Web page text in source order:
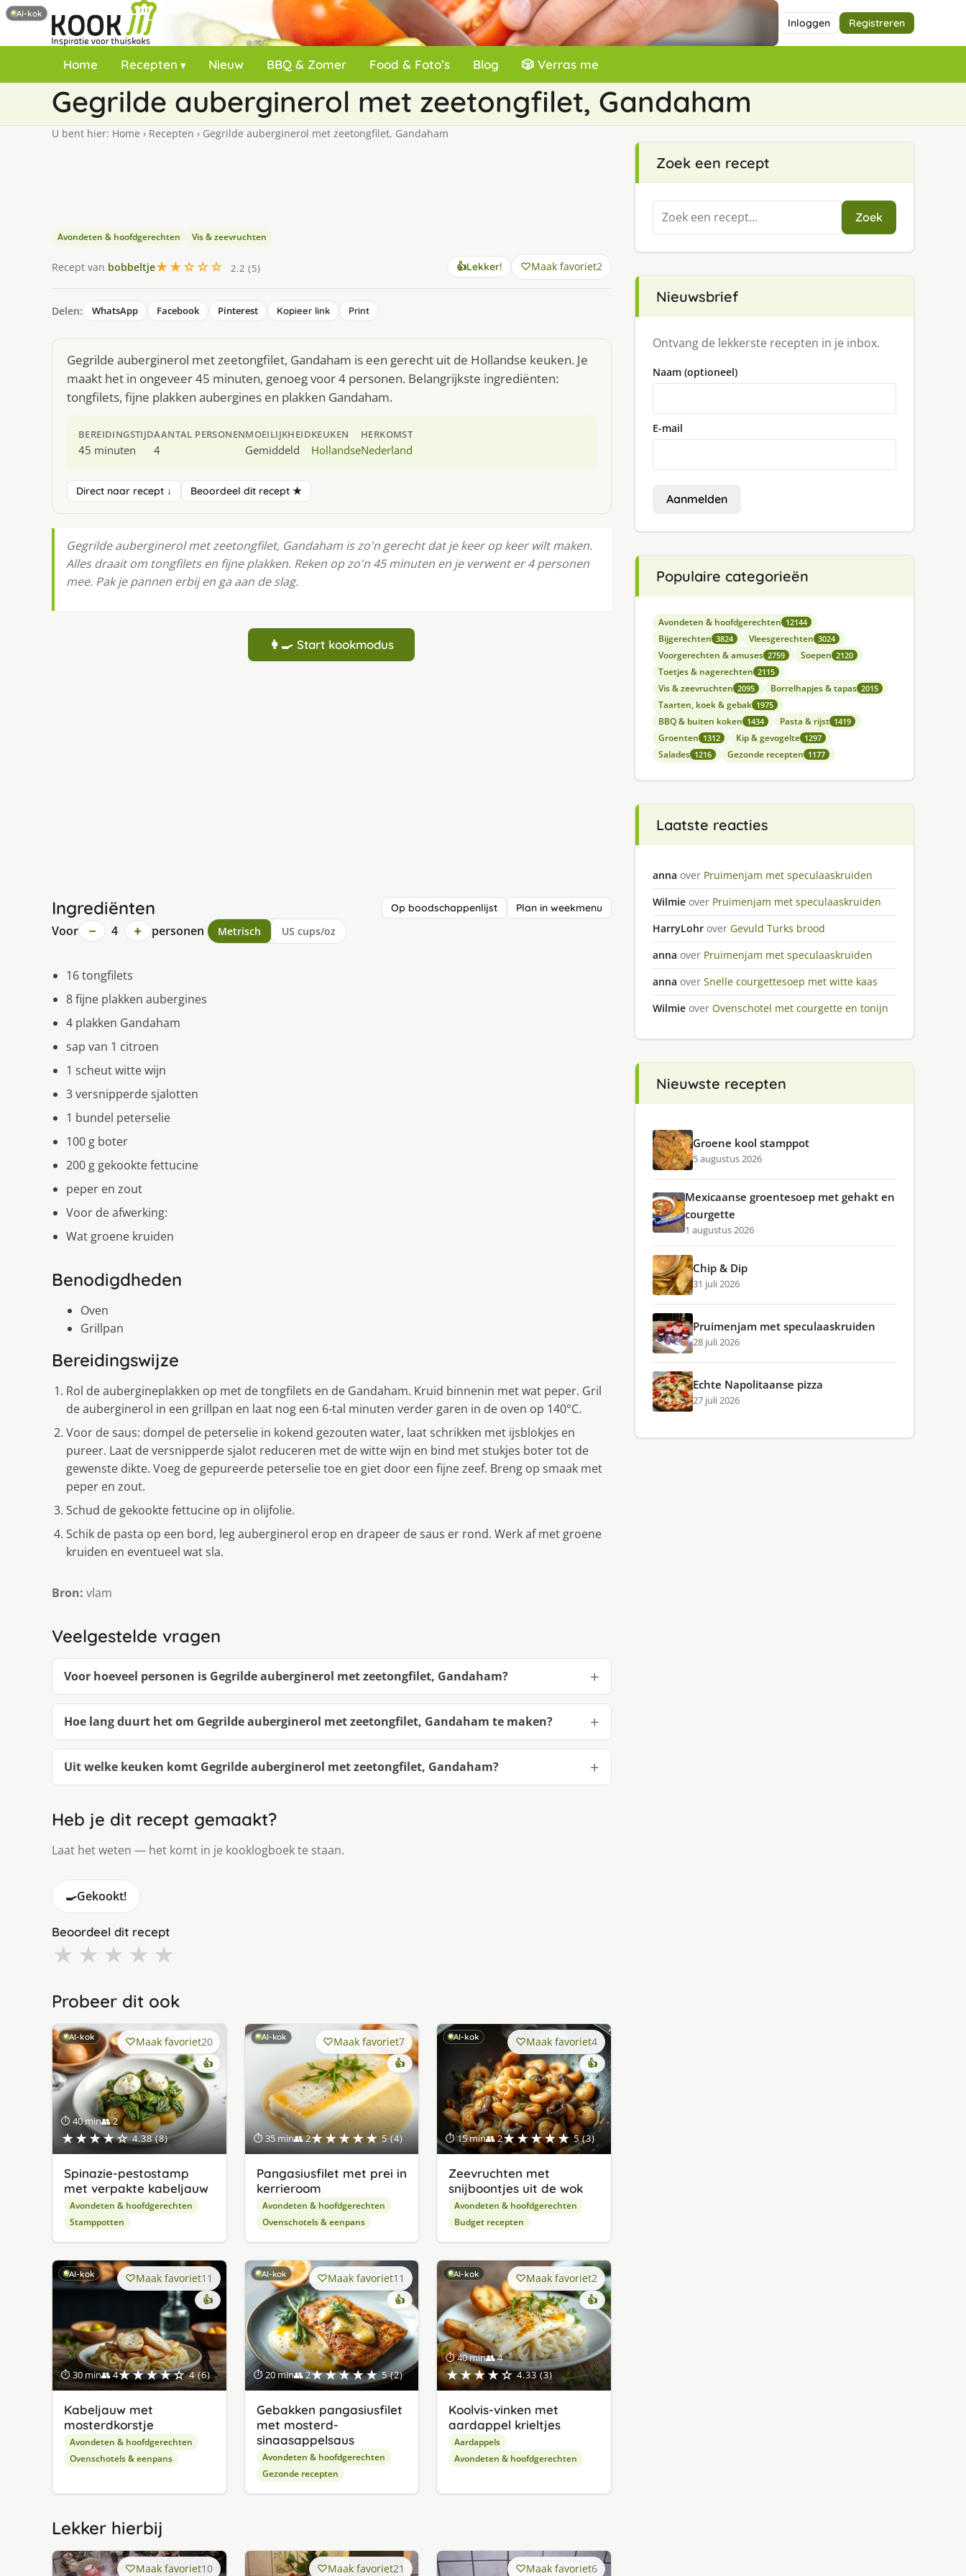
Inloggen Registreren
Home Recepten Nieuw BBQ & Zomer Food & Foto’s Blog 🎲 Verras me
Gegrilde auberginerol met zeetongfilet, Gandaham
U bent hier: Home › Recepten › Gegrilde auberginerol met zeetongfilet, Gandaham
Avondeten & hoofdgerechten Vis & zeevruchten
Recept van bobbeltje★★☆☆☆ 2.2 (5) 👍Lekker! Maak favoriet2
Delen: WhatsApp Facebook Pinterest Kopieer link Print
Gegrilde auberginerol met zeetongfilet, Gandaham is een gerecht uit de Hollandse keuken. Je
maakt het in ongeveer 45 minuten, genoeg voor 4 personen. Belangrijkste ingrediënten:
tongfilets, fijne plakken aubergines en plakken Gandaham.
BEREIDINGSTIJD
45 minuten
AANTAL PERSONEN
4
MOEILIJKHEID
Gemiddeld
KEUKEN
Hollandse
HERKOMST
Nederland
Direct naar recept ↓ Beoordeel dit recept ★
Gegrilde auberginerol met zeetongfilet, Gandaham is zo'n gerecht dat je keer op keer wilt maken.
Alles draait om tongfilets en fijne plakken. Reken op zo'n 45 minuten en je verwent er 4 personen
mee. Pak je pannen erbij en ga aan de slag.
👩‍🍳 Start kookmodus
Ingrediënten Op boodschappenlijst Plan in weekmenu
Voor − 4 + personen Metrisch US cups/oz
16 tongfilets
8 fijne plakken aubergines
4 plakken Gandaham
sap van 1 citroen
1 scheut witte wijn
3 versnipperde sjalotten
1 bundel peterselie
100 g boter
200 g gekookte fettucine
peper en zout
Voor de afwerking:
Wat groene kruiden
Benodigdheden
Oven
Grillpan
Bereidingswijze
Rol de aubergineplakken op met de tongfilets en de Gandaham. Kruid binnenin met wat peper. Gril
de auberginerol in een grillpan en laat nog een 6-tal minuten verder garen in de oven op 140°C.
Voor de saus: dompel de peterselie in kokend gezouten water, laat schrikken met ijsblokjes en
pureer. Laat de versnipperde sjalot reduceren met de witte wijn en bind met stukjes boter tot de
gewenste dikte. Voeg de gepureerde peterselie toe en giet door een fijne zeef. Breng op smaak met
peper en zout.
Schud de gekookte fettucine op in olijfolie.
Schik de pasta op een bord, leg auberginerol erop en drapeer de saus er rond. Werk af met groene
kruiden en eventueel wat sla.
Bron: vlam
Veelgestelde vragen
Voor hoeveel personen is Gegrilde auberginerol met zeetongfilet, Gandaham?
Hoe lang duurt het om Gegrilde auberginerol met zeetongfilet, Gandaham te maken?
Uit welke keuken komt Gegrilde auberginerol met zeetongfilet, Gandaham?
Heb je dit recept gemaakt?
Laat het weten — het komt in je kooklogboek te staan.
🍳Gekookt!
Beoordeel dit recept
★ ★ ★ ★ ★
Probeer dit ook
AI-kok
⏱ 40 min👥 2
★★★★☆ 4.38 (8)
Maak favoriet20
👍
Spinazie-pestostamp
met verpakte kabeljauw
Avondeten & hoofdgerechten
Stamppotten
AI-kok
⏱ 35 min👥 2★★★★★ 5 (4)
Maak favoriet7
👍
Pangasiusfilet met prei in
kerrieroom
Avondeten & hoofdgerechten
Ovenschotels & eenpans
AI-kok
⏱ 15 min👥 2★★★★★ 5 (3)
Maak favoriet4
👍
Zeevruchten met
snijboontjes uit de wok
Avondeten & hoofdgerechten
Budget recepten
AI-kok
⏱ 30 min👥 4★★★★☆ 4 (6)
Maak favoriet11
👍
Kabeljauw met
mosterdkorstje
Avondeten & hoofdgerechten
Ovenschotels & eenpans
AI-kok
⏱ 20 min👥 2★★★★★ 5 (2)
Maak favoriet11
👍
Gebakken pangasiusfilet
met mosterd-
sinaasappelsaus
Avondeten & hoofdgerechten
Gezonde recepten
AI-kok
⏱ 40 min👥 4
★★★★☆ 4.33 (3)
Maak favoriet2
👍
Koolvis-vinken met
aardappel krieltjes
Aardappels
Avondeten & hoofdgerechten
Lekker hierbij
Maak favoriet10 Maak favoriet21 Maak favoriet6
Zoek een recept
Zoeken
naar:
Zoek
Nieuwsbrief
Ontvang de lekkerste recepten in je inbox.
Naam (optioneel)
E-mail
Aanmelden
Populaire categorieën
Avondeten & hoofdgerechten 12144
Bijgerechten 3824 Vleesgerechten 3024
Voorgerechten & amuses 2759 Soepen 2120
Toetjes & nagerechten 2115
Vis & zeevruchten 2095 Borrelhapjes & tapas 2015
Taarten, koek & gebak 1975
BBQ & buiten koken 1434 Pasta & rijst 1419
Groenten 1312 Kip & gevogelte 1297
Salades 1216 Gezonde recepten 1177
Laatste reacties
anna over Pruimenjam met speculaaskruiden
Wilmie over Pruimenjam met speculaaskruiden
HarryLohr over Gevuld Turks brood
anna over Pruimenjam met speculaaskruiden
anna over Snelle courgettesoep met witte kaas
Wilmie over Ovenschotel met courgette en tonijn
Nieuwste recepten
Groene kool stamppot
5 augustus 2026
Mexicaanse groentesoep met gehakt en
courgette
1 augustus 2026
Chip & Dip
31 juli 2026
Pruimenjam met speculaaskruiden
28 juli 2026
AI-kok
Echte Napolitaanse pizza
27 juli 2026